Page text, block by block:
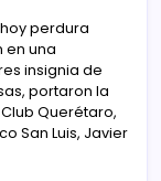
perdura
en una
insignia de
portaron la
Querétaro,
San Luis, Javier